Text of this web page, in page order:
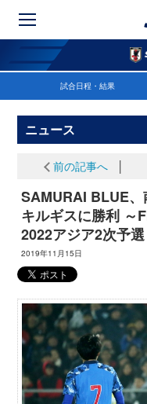
試合日程・結果
ニュース
前の記事へ
SAMURAI BLUE
キルギスに勝利 ～
2022アジア2次予選
2019年11月15日